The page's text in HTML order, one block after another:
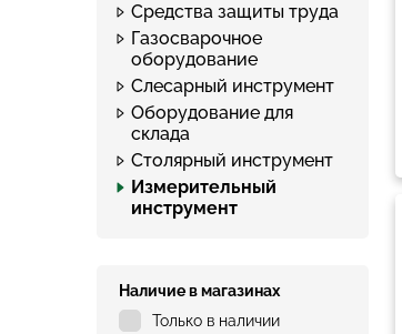
Средства защиты труда
Газосварочное
оборудование
Слесарный инструмент
Оборудование для
склада
Столярный инструмент
Измерительный
инструмент
Наличие в магазинах
Только в наличии